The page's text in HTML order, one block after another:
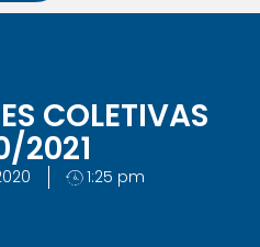
COLETIVAS
2021
1:25 pm